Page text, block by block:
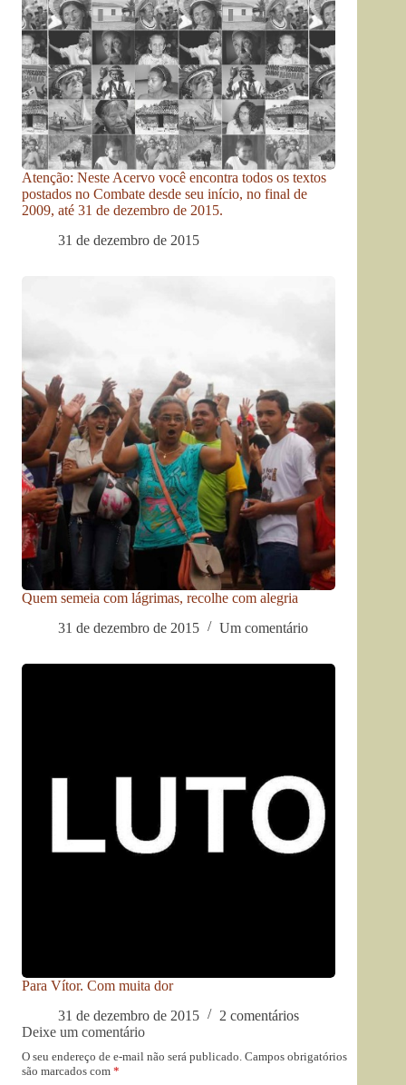
Atenção: Neste Acervo você encontra todos os textos
postados no Combate desde seu início, no final de
2009, até 31 de dezembro de 2015.
31 de dezembro de 2015
Quem semeia com lágrimas, recolhe com alegria
31 de dezembro de 2015
Um comentário
Para Vítor. Com muita dor
31 de dezembro de 2015
2 comentários
Deixe um comentário
O seu endereço de e-mail não será publicado. Campos obrigatórios
são marcados com *